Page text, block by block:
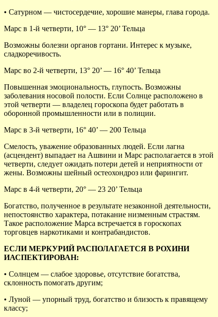
• Сатурном — чистосердечие, хорошие манеры, глава города.
Марс в 1-й четверти, 10° — 13° 20’ Тельца
Возможны болезни органов гортани. Интерес к музыке,
сладкоречивость.
Марс во 2-й четверти, 13° 20’ — 16° 40’ Тельца
Повышенная эмоциональность, глупость. Возможны
заболевания носовой полости. Если Солнце расположено в
этой четверти — владелец гороскопа будет работать в
оборонной промышленности или в полиции.
Марс в 3-й четверти, 16° 40’ — 200 Тельца
Смелость, уважение образованных людей. Если лагна
(асцендент) выпадает на Ашвини и Марс располагается в этой
четверти, следует ожидать потери детей и неприятности от
жены. Возможны шейный остеохондроз или фарингит.
Марс в 4-й четверти, 20° — 23 20’ Тельца
Богатство, полученное в результате незаконной деятельности,
непостоянство характера, потакание низменным страстям.
Такое расположение Марса встречается в гороскопах
торговцев наркотиками и контрабандистов.
ЕСЛИ МЕРКУРИЙ РАСПОЛАГАЕТСЯ В РОХИНИ
ИАСПЕКТИРОВАН:
• Солнцем — слабое здоровье, отсутствие богатства,
склонность помогать другим;
• Луной — упорный труд, богатство и близость к правящему
классу;